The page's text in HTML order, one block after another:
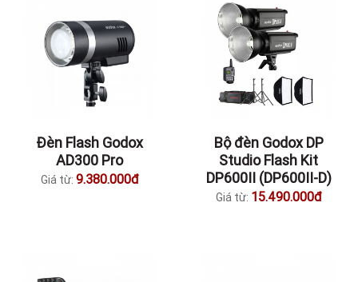
Đèn Flash Godox
AD300 Pro
Giá từ: 9.380.000đ
Bộ đèn Godox DP
Studio Flash Kit
DP600II (DP600II-D)
Giá từ: 15.490.000đ